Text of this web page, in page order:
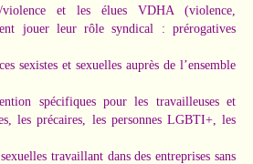
violence et les élues VDHA (violence,
jouer leur rôle syndical : prérogatives
sexistes et sexuelles auprès de l’ensemble
spécifiques pour les travailleuses et
les précaires, les personnes LGBTI+, les
travaillant dans des entreprises sans